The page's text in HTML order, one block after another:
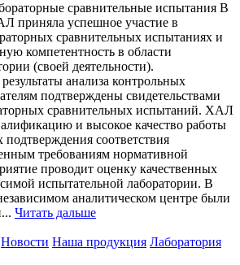
В
приняла успешное участие в
сравнительных испытаниях и
компетентность в области
(своей деятельности).
анализа контрольных
подтверждены свидетельствами
сравнительных испытаний. ХАЛ
и высокое качество работы
соответствия
требованиям нормативной
проводит оценку качественных
испытательной лаборатории. В
аналитическом центре были
Читать дальше
Новости Наша продукция Лаборатория